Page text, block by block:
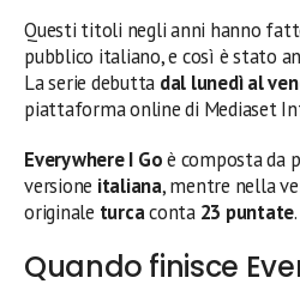
Questi titoli negli anni hanno
pubblico italiano, e così è stato
La serie debutta dal lunedì al
piattaforma online di Mediaset
Everywhere I Goè composta da
versione italiana, mentre nella
originale turcaconta 23 puntate.
Quando finisce